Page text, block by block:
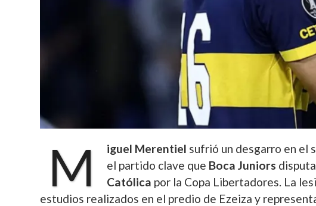
M iguel Merentiel sufrió un desgarro en el
el partido clave que Boca Juniors
Católica por la Copa Libertadores. La
estudios realizados en el predio de Ezeiza y